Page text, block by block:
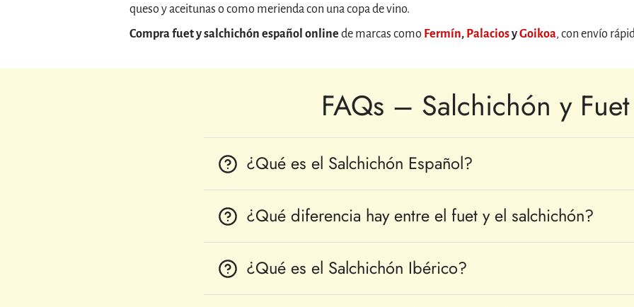
queso y aceitunas o como merienda con una copa de vino.
Compra fuet y salchichón español online de marcas como Fermín, PalaciosyGoikoa, con envío
FAQs – Salchichón y Fuet
¿Qué es el Salchichón Español?
¿Qué diferencia hay entre el fuet y el salchichón?
¿Qué es el Salchichón Ibérico?